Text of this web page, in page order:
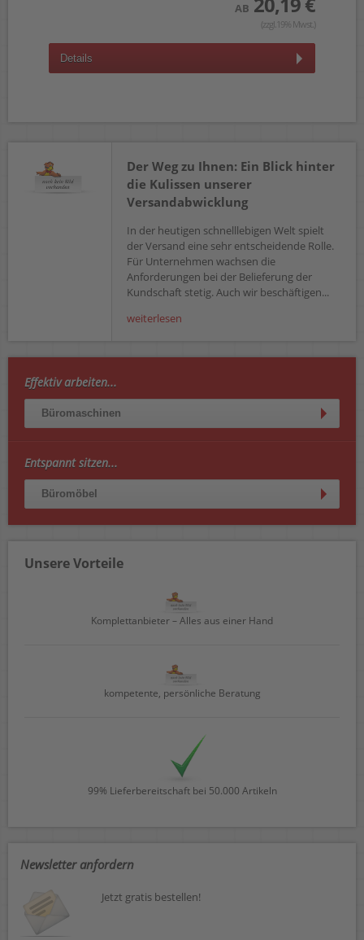
AB
(zzgl.19% Mwst.)
Details
Der Weg zu Ihnen: Ein Blick hinter
die Kulissen unserer
Versandabwicklung
In der heutigen schnelllebigen Welt spielt
der Versand eine sehr entscheidende Rolle.
Für Unternehmen wachsen die
Anforderungen bei der Belieferung der
Kundschaft stetig. Auch wir beschäftigen...
weiterlesen
Effektiv arbeiten...
Büromaschinen
Entspannt sitzen...
Büromöbel
Unsere Vorteile
Komplettanbieter – Alles aus einer Hand
kompetente, persönliche Beratung
99% Lieferbereitschaft bei 50.000 Artikeln
Newsletter anfordern
Jetzt gratis bestellen!